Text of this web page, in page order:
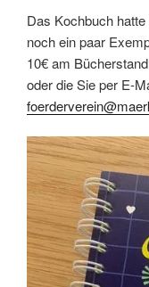
Das Kochbuch
noch ein paar
10€ am
oder die Sie per E-